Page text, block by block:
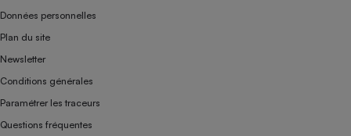
Données personnelles
Plan du site
Newsletter
Conditions générales
Paramétrer les traceurs
Questions fréquentes